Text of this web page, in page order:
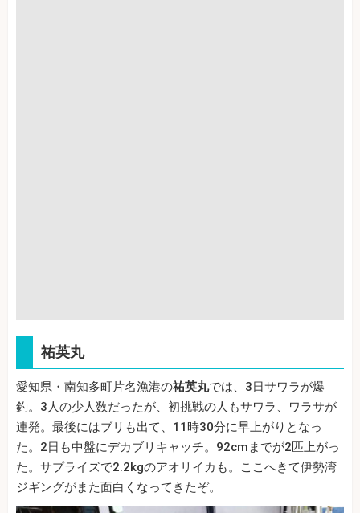
祐英丸
愛知県・南知多町片名漁港の祐英丸では、3日サワラが爆
釣。3人の少人数だったが、初挑戦の人もサワラ、ワラサが
連発。最後にはブリも出て、11時30分に早上がりとなっ
た。2日も中盤にデカブリキャッチ。92cmまでが2匹上がっ
た。サプライズで2.2kgのアオリイカも。ここへきて伊勢湾
ジギングがまた面白くなってきたぞ。